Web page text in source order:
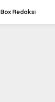
Box Redaksi